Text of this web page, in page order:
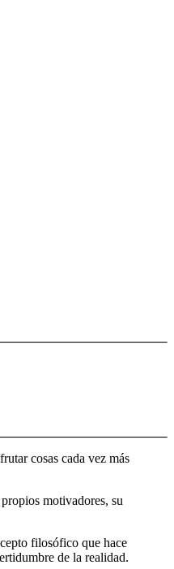
cosas cada vez más
motivadores, su
filosófico que hace
de la realidad.